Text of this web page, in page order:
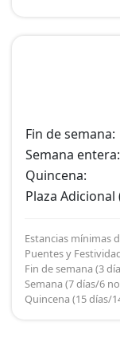
Fin de semana:
Semana entera:
Quincena:
Plaza
Estancias mínimas
Puentes y
Fin de semana (3
Semana (7 días/6
Quincena (15 días/